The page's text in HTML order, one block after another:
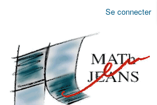
Aller
non
identifié
Se connecter